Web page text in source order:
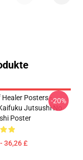
Healer Posters -
Jutsushi No
Poster
36,26 £
-20%